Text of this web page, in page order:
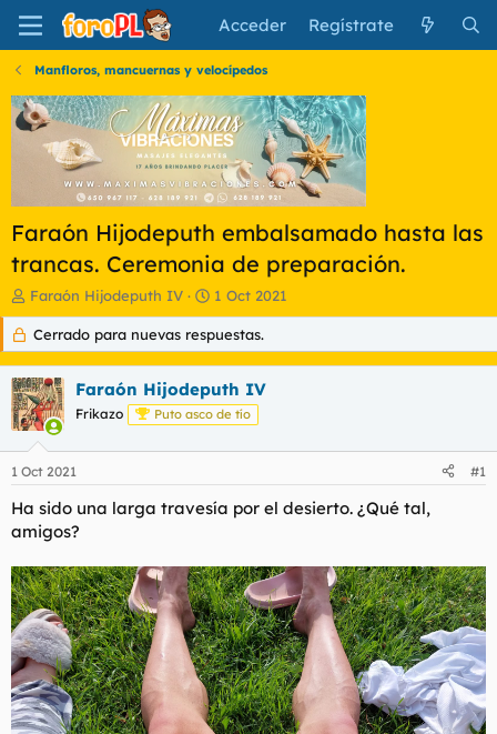
Acceder Regístrate
Manfloros, mancuernas y velocípedos
Faraón Hijodeputh embalsamado hasta las
trancas. Ceremonia de preparación.
I
n
c
i
a
d
o
r
d
l
t
m
a
Faraón Hijodeputh IV
F
e
c
h
d
e
n
i
1 Oct 2021
Cerrado para nuevas respuestas.
Faraón Hijodeputh IV
Frikazo Puto asco de tío
1 Oct 2021 #1
Ha sido una larga travesía por el desierto. ¿Qué tal,
amigos?